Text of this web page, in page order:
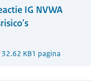
IG NVWA
KB1 pagina